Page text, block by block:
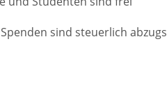
sind steuerlich